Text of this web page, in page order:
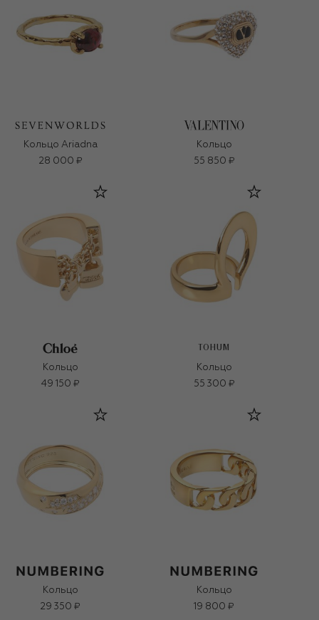
Кольцо Ariadna
28 000 ₽
Кольцо
55 850 ₽
Кольцо
49 150 ₽
TOHUM
Кольцо
55 300 ₽
Кольцо
29 350 ₽
Кольцо
19 800 ₽